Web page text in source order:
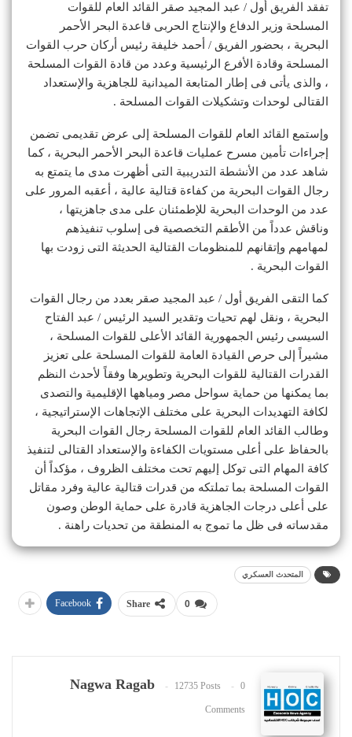
تفقد الفريق أول / عبد المجيد صقر القائد العام للقوات
المسلحة وزير الدفاع والإنتاج الحربى قاعدة البحر الأحمر
البحرية ، بحضور الفريق / أحمد خليفة رئيس أركان حرب القوات
المسلحة وقادة الأفرع الرئيسية وعدد من قادة القوات المسلحة
، والذى يأتى فى إطار المتابعة الميدانية للجاهزية والإستعداد
القتالى لوحدات وتشكيلات القوات المسلحة .
وإستمع القائد العام للقوات المسلحة إلى عرض تقديمى تضمن
إجراءات تأمين مسرح عمليات قاعدة البحر الأحمر البحرية ، كما
شاهد عدد من الأنشطة التدريبية التى أظهرت مدى ما يتمتع به
رجال القوات البحرية من كفاءة قتالية عالية ، أعقبه المرور على
عدد من الوحدات البحرية للإطمئنان على مدى جاهزيتها ،
وناقش عدداً من الأطقم التخصصية فى إسلوب تنفيذهم
لمهامهم وإتقانهم للمنظومات القتالية الحديثة التى زودت بها
القوات البحرية .
كما التقى الفريق أول / عبد المجيد صقر بعدد من رجال القوات
البحرية ، ونقل لهم تحيات وتقدير السيد الرئيس / عبد الفتاح
السيسى رئيس الجمهورية القائد الأعلى للقوات المسلحة ،
مشيراً إلى حرص القيادة العامة للقوات المسلحة على تعزيز
القدرات القتالية للقوات البحرية وتطويرها وفقاً لأحدث النظم
بما يمكنها من حماية سواحل مصر ومياهها الإقليمية والتصدى
لكافة التهديدات البحرية على مختلف الإتجاهات الإستراتيجية ،
وطالب القائد العام للقوات المسلحة رجال القوات البحرية
بالحفاظ على أعلى مستويات الكفاءة والإستعداد القتالى لتنفيذ
كافة المهام التى توكل إليهم تحت مختلف الظروف ، مؤكداً أن
القوات المسلحة بما تملتكه من قدرات قتالية عالية وفرد مقاتل
على أعلى درجات الجاهزية قادرة على حماية الوطن وصون
مقدساته فى ظل ما تموج به المنطقة من تحديات راهنة .
المتحدث العسكري
0
Share
Facebook
Nagwa Ragab 12735 Posts 0
Comments